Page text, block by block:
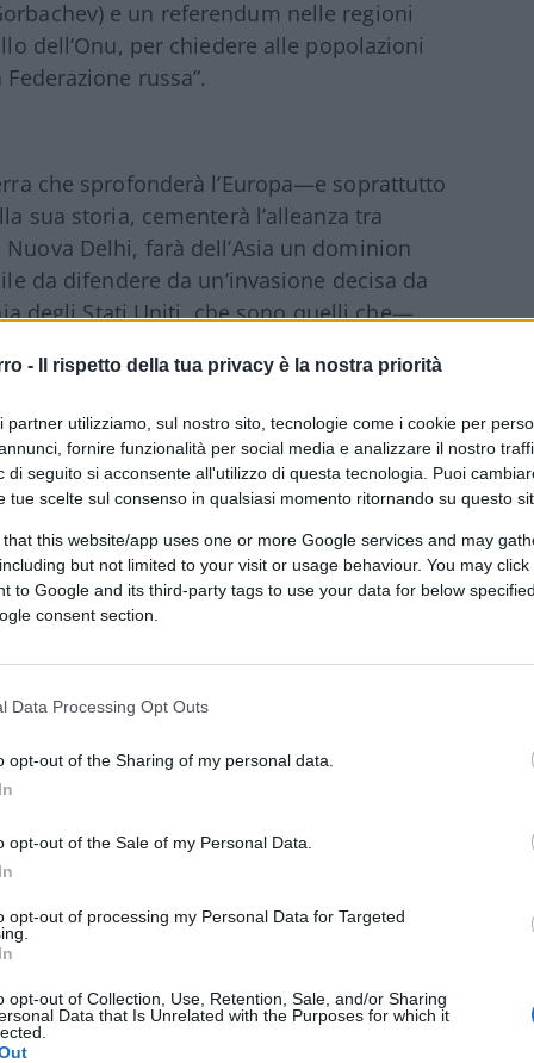
- Il rispetto della tua privacy è la nostra priorità
partner utilizziamo, sul nostro sito, tecnologie come i cookie per
fornire funzionalità per social media e analizzare il nostro
di seguito si acconsente all'utilizzo di questa tecnologia. Puoi
tue scelte sul consenso in qualsiasi momento ritornando su questo
that this website/app uses one or more Google services and may
but not limited to your visit or usage behaviour. You may
to Google and its third-party tags to use your data for below
consent section.
Data Processing Opt Outs
opt-out of the Sharing of my personal data.
opt-out of the Sale of my Personal Data.
opt-out of processing my Personal Data for Targeted
opt-out of Collection, Use, Retention, Sale, and/or Sharing
Data that Is Unrelated with the Purposes for which it
e un referendum nelle regioni
dell’Onu, per chiedere alle popolazioni
russa”.
che sprofonderà l’Europa—e soprattutto
sua storia, cementerà l’alleanza tra
Delhi, farà dell’Asia un dominion
da difendere da un’invasione decisa da
degli Stati Uniti, che sono quelli che—
texas ranger—hanno meno da
con l’elmetto —quelli che oggi sono
che ieri erano avversari irriducibili
i politici, moderati o di sinistra,
che l’Ucraina potrebbe essere la
guerra mondiale che oggi, con l’arma
la civiltà occidentale ma ogni forma di
1956 quando l’Armata rossa (che
sovietico era l’esercito più potente del
loro destinoper non precipitare l’Europa
dopo, non solo si è deciso l’intervento
a una Russia militarmente indebolita
è più debole) ma, contravvenendo a
vigilia della caduta del Muro di
fino a lambire i confini russi
e Canada—ad es. missili con testate
colonizzate da russi e cinesi—la
da Kennedy all’epoca dei missili
i missili che minacciano una democrazia,
regime dittatoriale”.